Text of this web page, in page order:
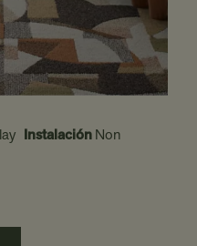
Instalación Non